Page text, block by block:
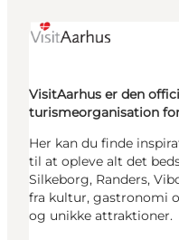
VisitAarhus er den
turismeorganisation
Her kan du finde
til at opleve alt det
Silkeborg, Randers,
fra kultur, gastronomi
og unikke attraktioner.